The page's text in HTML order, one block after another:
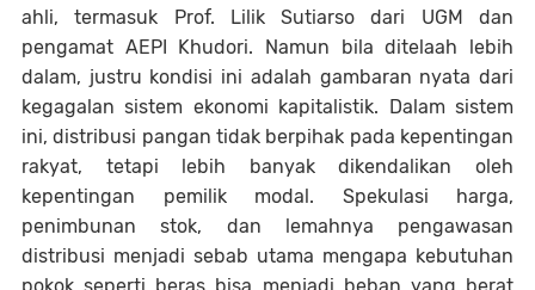
ahli, termasuk Prof. Lilik Sutiarso dari UGM dan
pengamat AEPI Khudori. Namun bila ditelaah lebih
dalam, justru kondisi ini adalah gambaran nyata dari
kegagalan sistem ekonomi kapitalistik. Dalam sistem
ini, distribusi pangan tidak berpihak pada kepentingan
rakyat, tetapi lebih banyak dikendalikan oleh
kepentingan pemilik modal. Spekulasi harga,
penimbunan stok, dan lemahnya pengawasan
distribusi menjadi sebab utama mengapa kebutuhan
pokok seperti beras bisa menjadi beban yang berat